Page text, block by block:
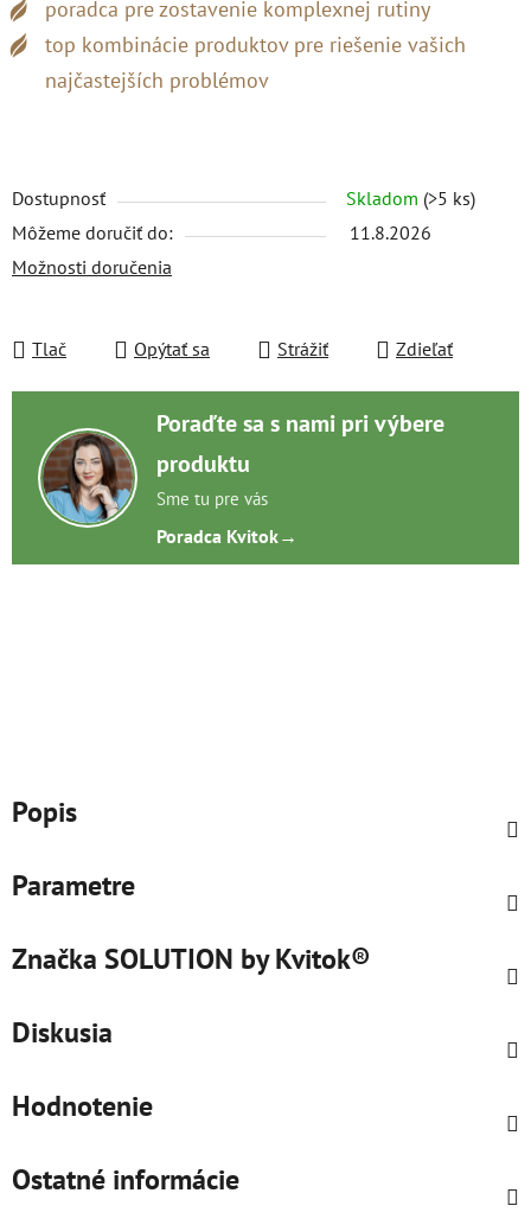
poradca pre zostavenie komplexnej rutiny
top kombinácie produktov pre riešenie vašich
najčastejších problémov
Dostupnosť Skladom (>5 ks)
Môžeme doručiť do:
11.8.2026
Možnosti doručenia
Tlač Opýtať sa Strážiť Zdieľať
Poraďte sa s nami pri výbere
produktu
Sme tu pre vás
Poradca Kvitok→
Popis
Parametre
Značka SOLUTION by Kvitok®
Diskusia
Hodnotenie
Ostatné informácie